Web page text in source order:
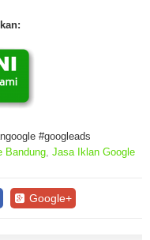
#googleads
Bandung Jasa Iklan Google
Google+